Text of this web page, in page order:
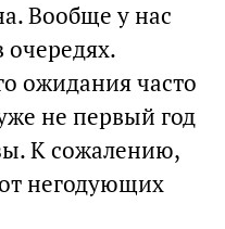
Вообще у нас
ожидания часто
не первый год
К сожалению,
негодующих